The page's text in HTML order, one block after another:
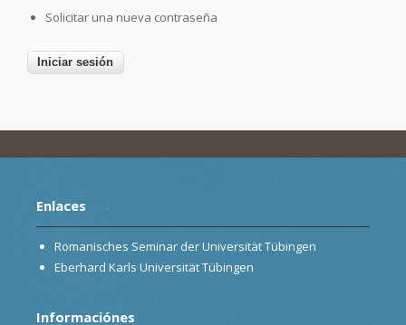
Solicitar una nueva contraseña
Enlaces
Romanisches Seminar der Universität Tübingen
Eberhard Karls Universität Tübingen
Informaciónes